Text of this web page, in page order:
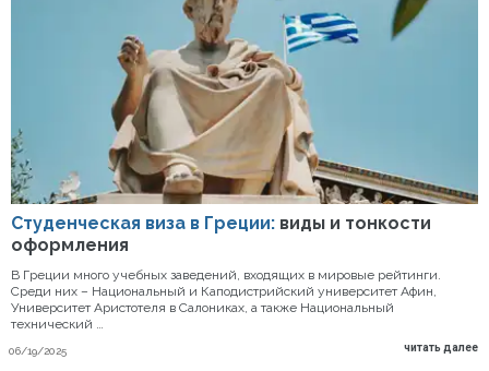
Студенческая виза в Греции: виды и тонкости
оформления
06/19/2025
В Греции много учебных заведений, входящих в мировые рейтинги.
Среди них – Национальный и Каподистрийский университет Афин,
Университет Аристотеля в Салониках, а также Национальный
технический …
читать далее